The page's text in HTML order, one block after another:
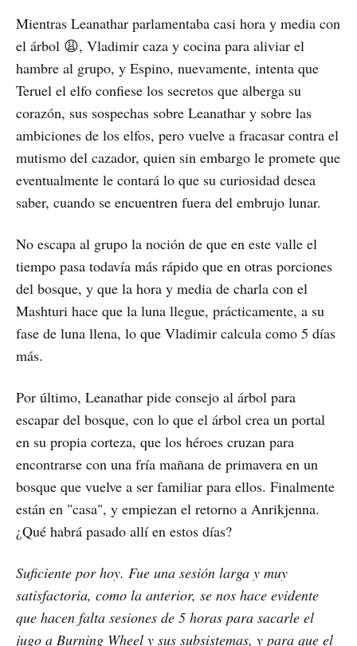
Mientras Leanathar parlamentaba casi hora y media con
el árbol 😩, Vladimir caza y cocina para aliviar el
hambre al grupo, y Espino, nuevamente, intenta que
Teruel el elfo confiese los secretos que alberga su
corazón, sus sospechas sobre Leanathar y sobre las
ambiciones de los elfos, pero vuelve a fracasar contra el
mutismo del cazador, quien sin embargo le promete que
eventualmente le contará lo que su curiosidad desea
saber, cuando se encuentren fuera del embrujo lunar.
No escapa al grupo la noción de que en este valle el
tiempo pasa todavía más rápido que en otras porciones
del bosque, y que la hora y media de charla con el
Mashturi hace que la luna llegue, prácticamente, a su
fase de luna llena, lo que Vladimir calcula como 5 días
más.
Por último, Leanathar pide consejo al árbol para
escapar del bosque, con lo que el árbol crea un portal
en su propia corteza, que los héroes cruzan para
encontrarse con una fría mañana de primavera en un
bosque que vuelve a ser familiar para ellos. Finalmente
están en "casa", y empiezan el retorno a Anrikjenna.
¿Qué habrá pasado allí en estos días?
Suficiente por hoy. Fue una sesión larga y muy
satisfactoria, como la anterior, se nos hace evidente
que hacen falta sesiones de 5 horas para sacarle el
jugo a Burning Wheel y sus subsistemas, y para que el